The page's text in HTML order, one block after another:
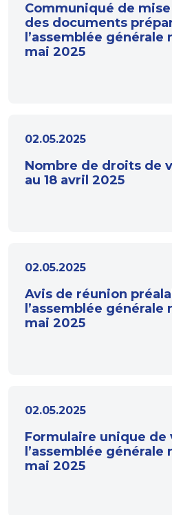
Communiqué de
des documents
l’assemblée générale
mai 2025
02.05.2025
Nombre de droits de
au 18 avril 2025
02.05.2025
Avis de réunion
l’assemblée générale
mai 2025
02.05.2025
Formulaire unique de
l’assemblée générale
mai 2025